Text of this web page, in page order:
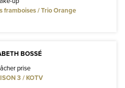
Le temps des framboises / Trio Orange
BOSSÉ
prise
3 / KOTV